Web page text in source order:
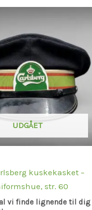
UDGÅET
kuskekasket –
str. 60
vi finde lignende til dig